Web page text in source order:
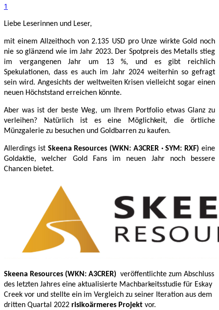
für
1
Liebe Leserinnen und Leser,
mit einem Allzeithoch von 2.135 USD pro Unze wirkte Gold noch
nie so glänzend wie im Jahr 2023. Der Spotpreis des Metalls stieg
im vergangenen Jahr um 13 %, und es gibt reichlich
Spekulationen, dass es auch im Jahr 2024 weiterhin so gefragt
sein wird. Angesichts der weltweiten Krisen vielleicht sogar einen
neuen Höchststand erreichen könnte.
Aber was ist der beste Weg, um Ihrem Portfolio etwas Glanz zu
verleihen? Natürlich ist es eine Möglichkeit, die örtliche
Münzgalerie zu besuchen und Goldbarren zu kaufen.
Allerdings ist Skeena Resources (WKN: A3CRER · SYM: RXF)eine
Goldaktie, welcher Gold Fans im neuen Jahr noch bessere
Chancen bietet.
Skeena Resources (WKN: A3CRER) veröffentlichte zum Abschluss
des letzten Jahres eine aktualisierte Machbarkeitsstudie für Eskay
Creek vor und stellte ein im Vergleich zu seiner Iteration aus dem
dritten Quartal 2022 risikoärmeres Projekt vor.